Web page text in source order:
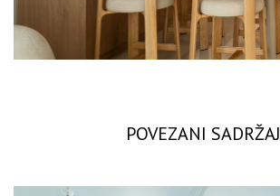
POVEZANI SADRŽAJ